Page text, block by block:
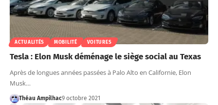
ACTUALITÉS MOBILITÉ VOITURES
Tesla : Elon Musk déménage le siège social au Texas
Après de longues années passées à Palo Alto en Californie, Elon
Musk…
Théau Ampilhac9 octobre 2021